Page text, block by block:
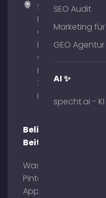
Specht
Marketing
GmbH –
Palais am
Obelisk
Briennerstr.
29 80333
München
Beliebte
Beiträge
Was ist
Pinterest
App?
SEO Audit
Marketing
GEO Agentur
AI ✨
specht.ai -